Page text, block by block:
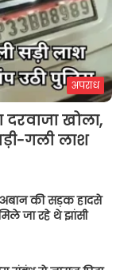
अपराध
खोला,
गली लाश
की सड़क हादसे
जा रहे थे झांसी